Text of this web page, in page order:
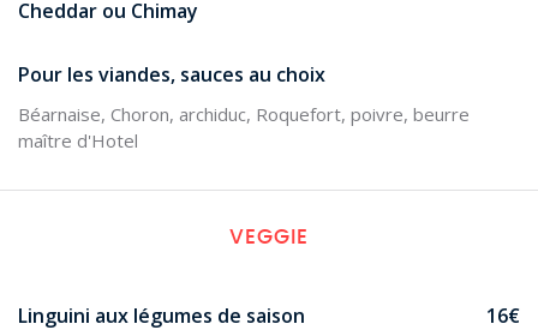
Cheddar ou Chimay
Pour les viandes, sauces au choix
Béarnaise, Choron, archiduc, Roquefort, poivre, beurre
maître d'Hotel
VEGGIE
Linguini aux légumes de saison 16€